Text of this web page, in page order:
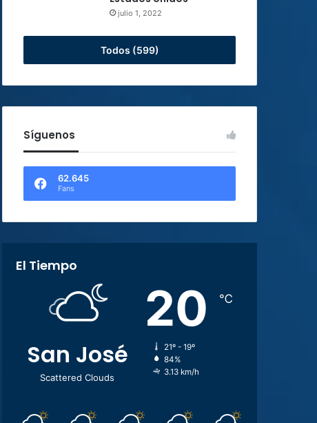
julio 1, 2022
Todos (599)
Síguenos
62.645
Fans
El Tiempo
San José
Scattered Clouds
20 ℃
21º - 19º
84%
3.13 km/h